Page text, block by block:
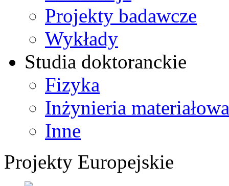
Projekty badawcze
Wykłady
Studia doktoranckie
Fizyka
Inżynieria materiałowa
Inne
Projekty Europejskie